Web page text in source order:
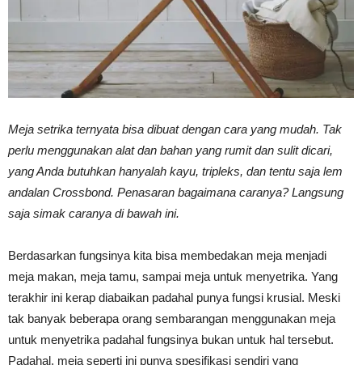
Vinyl
Cepat
Kering,
Kuat
Tahan
Meja setrika ternyata bisa dibuat dengan cara yang mudah. Tak
perlu menggunakan alat dan bahan yang rumit dan sulit dicari,
yang Anda butuhkan hanyalah kayu, tripleks, dan tentu saja lem
andalan Crossbond. Penasaran bagaimana caranya? Langsung
saja simak caranya di bawah ini.
Berdasarkan fungsinya kita bisa membedakan meja menjadi
meja makan, meja tamu, sampai meja untuk menyetrika. Yang
terakhir ini kerap diabaikan padahal punya fungsi krusial. Meski
tak banyak beberapa orang sembarangan menggunakan meja
untuk menyetrika padahal fungsinya bukan untuk hal tersebut.
Padahal, meja seperti ini punya spesifikasi sendiri yang